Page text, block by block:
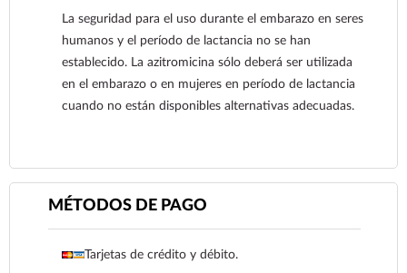
La seguridad para el uso durante el embarazo en seres
humanos y el período de lactancia no se han
establecido. La azitromicina sólo deberá ser utilizada
en el embarazo o en mujeres en período de lactancia
cuando no están disponibles alternativas adecuadas.
Ver más
MÉTODOS DE PAGO
Tarjetas de crédito y débito.